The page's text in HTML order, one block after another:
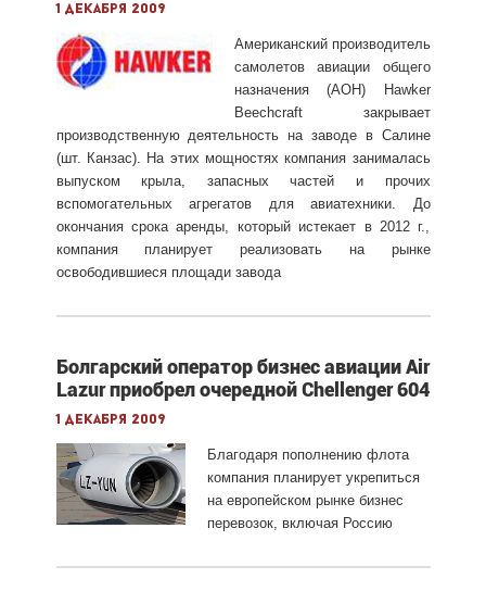
1 декабря 2009
Американский производитель
самолетов авиации общего
назначения (АОН) Hawker
Beechcraft закрывает
производственную деятельность на заводе в Салине
(шт. Канзас). На этих мощностях компания занималась
выпуском крыла, запасных частей и прочих
вспомогательных агрегатов для авиатехники. До
окончания срока аренды, который истекает в 2012 г.,
компания планирует реализовать на рынке
освободившиеся площади завода
Болгарский оператор бизнес авиации Air
Lazur приобрел очередной Chellenger 604
1 декабря 2009
Благодаря пополнению флота
компания планирует укрепиться
на европейском рынке бизнес
перевозок, включая Россию